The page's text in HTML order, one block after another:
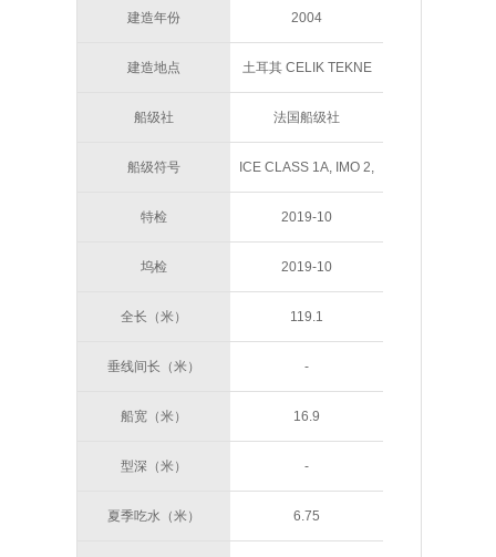
建造年份 2004
建造地点 土耳其 CELIK TEKNE
船级社 法国船级社
船级符号 ICE CLASS 1A, IMO 2,
STERN LINE
特检 2019-10
坞检 2019-10
全长（米） 119.1
垂线间长（米） -
船宽（米） 16.9
型深（米） -
夏季吃水（米） 6.75